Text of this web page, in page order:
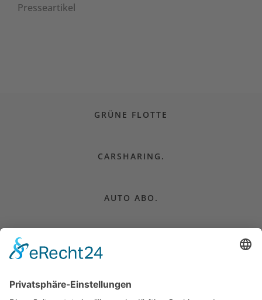
Presseartikel
GRÜNE FLOTTE
CARSHARING.
AUTO ABO.
AUTO KAUFEN.